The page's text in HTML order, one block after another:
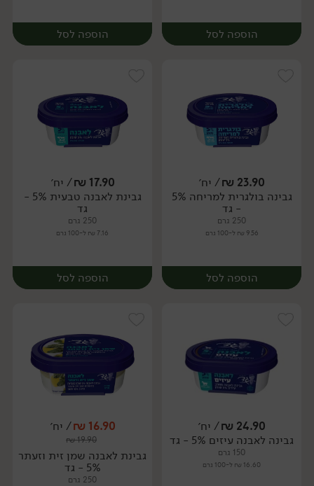
הוספה לסל
יח׳
הוספה לסל
יח׳
23.90
₪/ יח׳
גבינה בולגרית למריחה 5%
- גד
250 גרם
9.56 ₪ ל-100 גרם
הוספה לסל
יח׳
17.90
₪/ יח׳
גבינת לאבנה טבעית 5% -
גד
250 גרם
7.16 ₪ ל-100 גרם
הוספה לסל
יח׳
24.90
₪/ יח׳
גבינה לאבנה עיזים 5% - גד
150 גרם
16.60 ₪ ל-100 גרם
16.90
₪/ יח׳
19.90
₪
גבינת לאבנה שמן זית וזעתר
5% - גד
250 גרם